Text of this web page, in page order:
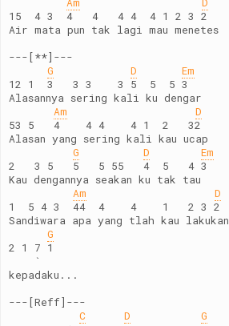
15  4 3  4   4   4 4  4 1 2 3 2
Air mata pun tak lagi mau menetes
---[**]---
G
D
Em
12 1  3   3 3    3 5  5  5 3
Alasannya sering kali ku dengar
Am
D
53 5   4    4 4    4 1  2   32
Alasan yang sering kali kau ucap
G
D
Em
2   3 5   5   5 55   4  5   4 3
Kau dengannya seakan ku tak tau
Am
D
1  5 4 3  44  4    4    1   2 3 2
Sandiwara apa yang tlah kau lakukan,
G
2 1 7 1
    `
kepadaku...
---[Reff]---
C
D
G